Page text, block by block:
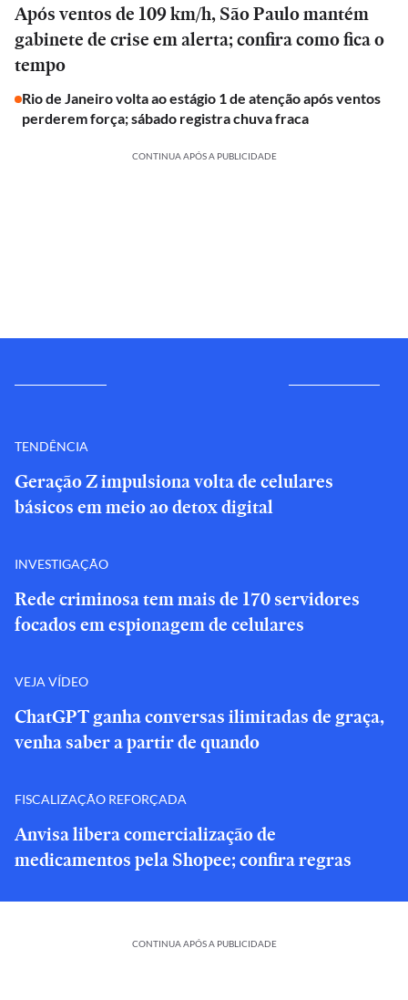
Após ventos de 109 km/h, São Paulo mantém
gabinete de crise em alerta; confira como fica o
tempo
Rio de Janeiro volta ao estágio 1 de atenção após ventos
perderem força; sábado registra chuva fraca
CONTINUA APÓS A PUBLICIDADE
TENDÊNCIA
Geração Z impulsiona volta de celulares
básicos em meio ao detox digital
INVESTIGAÇÃO
Rede criminosa tem mais de 170 servidores
focados em espionagem de celulares
VEJA VÍDEO
ChatGPT ganha conversas ilimitadas de graça,
venha saber a partir de quando
FISCALIZAÇÃO REFORÇADA
Anvisa libera comercialização de
medicamentos pela Shopee; confira regras
CONTINUA APÓS A PUBLICIDADE